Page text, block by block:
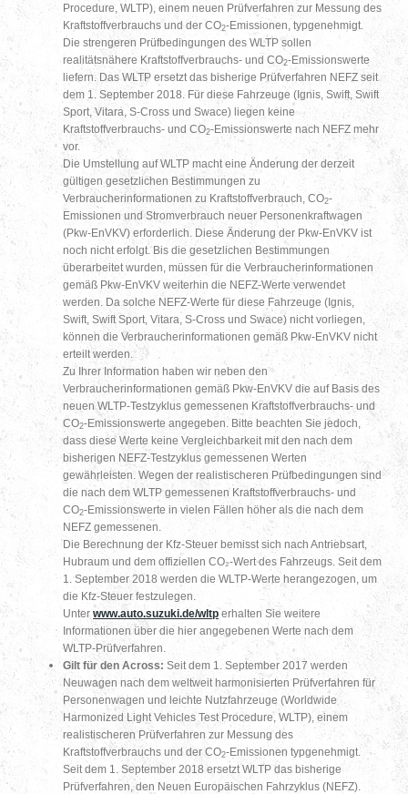
Procedure, WLTP), einem neuen Prüfverfahren zur Messung des
Kraftstoffverbrauchs und der CO2-Emissionen, typgenehmigt.
Die strengeren Prüfbedingungen des WLTP sollen
realitätsnähere Kraftstoffverbrauchs- und CO2-Emissionswerte
liefern. Das WLTP ersetzt das bisherige Prüfverfahren NEFZ seit
dem 1. September 2018. Für diese Fahrzeuge (Ignis, Swift, Swift
Sport, Vitara, S-Cross und Swace) liegen keine
Kraftstoffverbrauchs- und CO2-Emissionswerte nach NEFZ mehr
vor.
Die Umstellung auf WLTP macht eine Änderung der derzeit
gültigen gesetzlichen Bestimmungen zu
Verbraucherinformationen zu Kraftstoffverbrauch, CO2-
Emissionen und Stromverbrauch neuer Personenkraftwagen
(Pkw-EnVKV) erforderlich. Diese Änderung der Pkw-EnVKV ist
noch nicht erfolgt. Bis die gesetzlichen Bestimmungen
überarbeitet wurden, müssen für die Verbraucherinformationen
gemäß Pkw-EnVKV weiterhin die NEFZ-Werte verwendet
werden. Da solche NEFZ-Werte für diese Fahrzeuge (Ignis,
Swift, Swift Sport, Vitara, S-Cross und Swace) nicht vorliegen,
können die Verbraucherinformationen gemäß Pkw-EnVKV nicht
erteilt werden.
Zu Ihrer Information haben wir neben den
Verbraucherinformationen gemäß Pkw-EnVKV die auf Basis des
neuen WLTP-Testzyklus gemessenen Kraftstoffverbrauchs- und
CO2-Emissionswerte angegeben. Bitte beachten Sie jedoch,
dass diese Werte keine Vergleichbarkeit mit den nach dem
bisherigen NEFZ-Testzyklus gemessenen Werten
gewährleisten. Wegen der realistischeren Prüfbedingungen sind
die nach dem WLTP gemessenen Kraftstoffverbrauchs- und
CO2-Emissionswerte in vielen Fällen höher als die nach dem
NEFZ gemessenen.
Die Berechnung der Kfz-Steuer bemisst sich nach Antriebsart,
Hubraum und dem offiziellen CO₂-Wert des Fahrzeugs. Seit dem
1. September 2018 werden die WLTP-Werte herangezogen, um
die Kfz-Steuer festzulegen.
Unter www.auto.suzuki.de/wltperhalten Sie weitere
Informationen über die hier angegebenen Werte nach dem
WLTP-Prüfverfahren.
Gilt für den Across: Seit dem 1. September 2017 werden
Neuwagen nach dem weltweit harmonisierten Prüfverfahren für
Personenwagen und leichte Nutzfahrzeuge (Worldwide
Harmonized Light Vehicles Test Procedure, WLTP), einem
realistischeren Prüfverfahren zur Messung des
Kraftstoffverbrauchs und der CO2-Emissionen typgenehmigt.
Seit dem 1. September 2018 ersetzt WLTP das bisherige
Prüfverfahren, den Neuen Europäischen Fahrzyklus (NEFZ).